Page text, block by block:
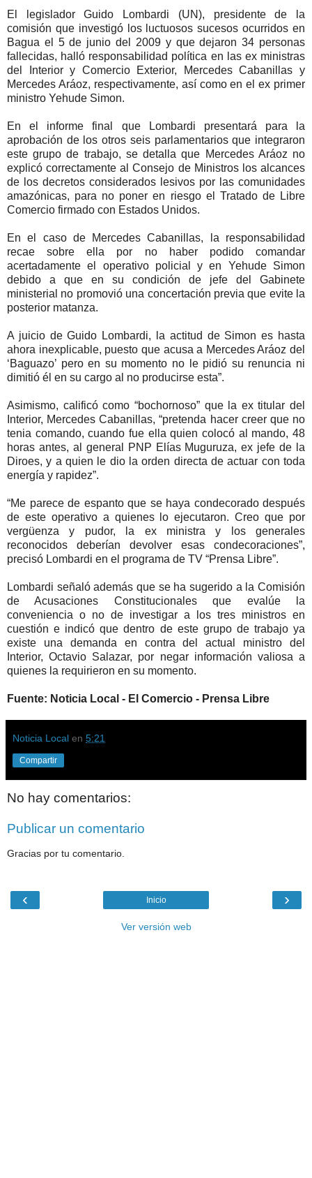
El legislador Guido Lombardi (UN), presidente de la
comisión que investigó los luctuosos sucesos ocurridos en
Bagua el 5 de junio del 2009 y que dejaron 34 personas
fallecidas, halló responsabilidad política en las ex ministras
del Interior y Comercio Exterior, Mercedes Cabanillas y
Mercedes Aráoz, respectivamente, así como en el ex primer
ministro Yehude Simon.
En el informe final que Lombardi presentará para la
aprobación de los otros seis parlamentarios que integraron
este grupo de trabajo, se detalla que Mercedes Aráoz no
explicó correctamente al Consejo de Ministros los alcances
de los decretos considerados lesivos por las comunidades
amazónicas, para no poner en riesgo el Tratado de Libre
Comercio firmado con Estados Unidos.
En el caso de Mercedes Cabanillas, la responsabilidad
recae sobre ella por no haber podido comandar
acertadamente el operativo policial y en Yehude Simon
debido a que en su condición de jefe del Gabinete
ministerial no promovió una concertación previa que evite la
posterior matanza.
A juicio de Guido Lombardi, la actitud de Simon es hasta
ahora inexplicable, puesto que acusa a Mercedes Aráoz del
‘Baguazo’ pero en su momento no le pidió su renuncia ni
dimitió él en su cargo al no producirse esta”.
Asimismo, calificó como “bochornoso” que la ex titular del
Interior, Mercedes Cabanillas, “pretenda hacer creer que no
tenia comando, cuando fue ella quien colocó al mando, 48
horas antes, al general PNP Elías Muguruza, ex jefe de la
Diroes, y a quien le dio la orden directa de actuar con toda
energía y rapidez”.
“Me parece de espanto que se haya condecorado después
de este operativo a quienes lo ejecutaron. Creo que por
vergüenza y pudor, la ex ministra y los generales
reconocidos deberían devolver esas condecoraciones”,
precisó Lombardi en el programa de TV “Prensa Libre”.
Lombardi señaló además que se ha sugerido a la Comisión
de Acusaciones Constitucionales que evalúe la
conveniencia o no de investigar a los tres ministros en
cuestión e indicó que dentro de este grupo de trabajo ya
existe una demanda en contra del actual ministro del
Interior, Octavio Salazar, por negar información valiosa a
quienes la requirieron en su momento.
Fuente: Noticia Local - El Comercio - Prensa Libre
Noticia Local en 5:21
Compartir
No hay comentarios:
Publicar un comentario
Gracias por tu comentario.
‹ ›
Inicio
Ver versión web